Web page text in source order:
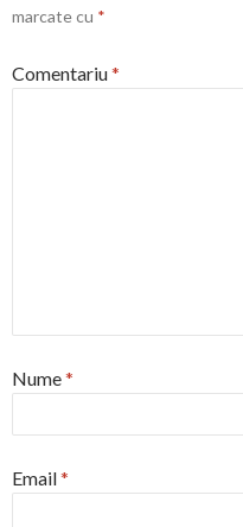
marcate cu *
Comentariu*
Nume*
Email*